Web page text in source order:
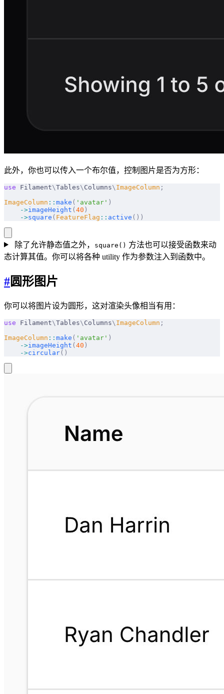
此外，你也可以传入一个布尔值，控制图片是否为方形：
use Filament\Tables\ Columns\ ImageColumn ;
ImageColumn :: make ( 'avatar' )
    ->
imageHeight (40 )
    ->
square ( FeatureFlag :: active ())
除了允许静态值之外， square() 方法也可以接受函数来动
态计算其值。你可以将各种 utility 作为参数注入到函数中。
#圆形图片
你可以将图片设为圆形，这对渲染头像相当有用：
use Filament\Tables\ Columns\ ImageColumn ;
ImageColumn :: make ( 'avatar' )
    ->
imageHeight ( 40 )
    ->
circular()